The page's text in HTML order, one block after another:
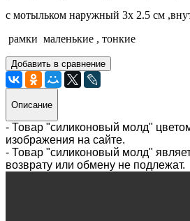
с мотыльком наружный 3х 2.5 см
рамки маленькие , тонкие
Добавить в сравнение
Описание
- Товар "силиконовый молд"
изображения на сайте.
- Товар "силиконовый молд"
возврату или обмену не подлежат.